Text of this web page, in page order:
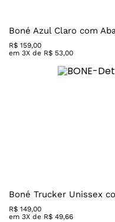
Boné Azul Claro com
R$ 159,00
em 3X de R$ 53,00
Boné Trucker Unissex
R$ 149,00
em 3X de R$ 49,66